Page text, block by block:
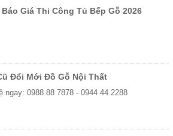
Báo Giá Thi Công Tủ Bếp Gỗ 2026
Đổi Mới Đồ Gỗ Nội Thất
ngay: 0988 88 7878 - 0944 44 2288